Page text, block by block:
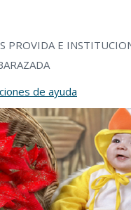
PROVIDA E
de ayuda